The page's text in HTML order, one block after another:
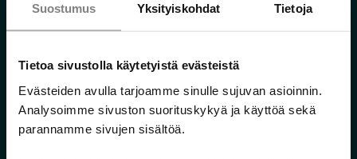
Suostumus Yksityiskohdat Tietoja
Tietoa sivustolla käytetyistä evästeistä
Evästeiden avulla tarjoamme sinulle sujuvan asioinnin.
Analysoimme sivuston suorituskykyä ja käyttöä sekä
parannamme sivujen sisältöä.
Hallitse rahojasi
Minä ja raha
Raha vaikuttaa ihmissuhteisiin